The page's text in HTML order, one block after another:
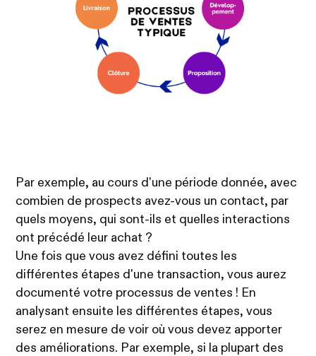
Par exemple, au cours d'une période donnée, avec
combien de prospects avez-vous un contact, par
quels moyens, qui sont-ils et quelles interactions
ont précédé leur achat ?
Une fois que vous avez défini toutes les
différentes étapes d'une transaction, vous aurez
documenté votre processus de ventes ! En
analysant ensuite les différentes étapes, vous
serez en mesure de voir où vous devez apporter
des améliorations. Par exemple, si la plupart des